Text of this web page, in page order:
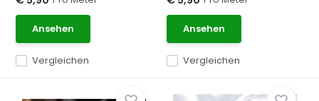
Vergleichen
Ansehen
Vergleichen
Ansehen